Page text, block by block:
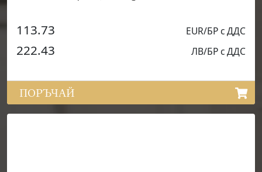
113.73 EUR/БР с ДДС
222.43 ЛВ/БР с ДДС
ПОРЪЧАЙ